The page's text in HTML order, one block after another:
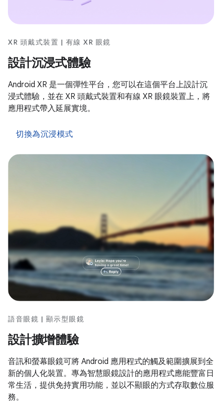
XR 頭戴式裝置 | 有線 XR 眼鏡
設計沉浸式體驗
Android XR 是一個彈性平台，您可以在這個平台上設計沉
浸式體驗，並在 XR 頭戴式裝置和有線 XR 眼鏡裝置上，將
應用程式帶入延展實境。
切換為沉浸模式
語音眼鏡 | 顯示型眼鏡
設計擴增體驗
音訊和螢幕眼鏡可將 Android 應用程式的觸及範圍擴展到全
新的個人化裝置。專為智慧眼鏡設計的應用程式應能豐富日
常生活，提供免持實用功能，並以不顯眼的方式存取數位服
務。